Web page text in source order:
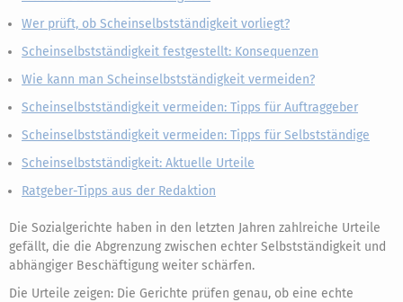
Wer prüft, ob Scheinselbstständigkeit vorliegt?
Scheinselbstständigkeit festgestellt: Konsequenzen
Wie kann man Scheinselbstständigkeit vermeiden?
Scheinselbstständigkeit vermeiden: Tipps für Auftraggeber
Scheinselbstständigkeit vermeiden: Tipps für Selbstständige
Scheinselbstständigkeit: Aktuelle Urteile
Ratgeber-Tipps aus der Redaktion
Die Sozialgerichte haben in den letzten Jahren zahlreiche Urteile
gefällt, die die Abgrenzung zwischen echter Selbstständigkeit und
abhängiger Beschäftigung weiter schärfen.
Die Urteile zeigen: Die Gerichte prüfen genau, ob eine echte